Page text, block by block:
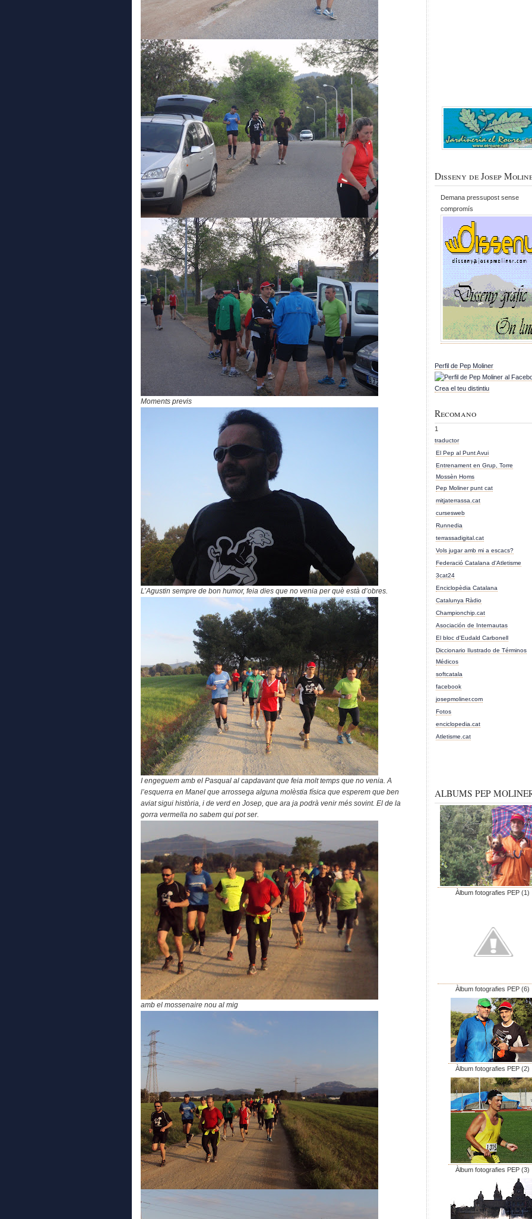
Moments previs
L’Agustin sempre de bon humor, feia dies que no venia per què està d’obres.
I engeguem amb el Pasqual al capdavant que feia molt temps que no venia. A
l’esquerra en Manel que arrossega alguna molèstia física que esperem que ben
aviat sigui història, i de verd en Josep, que ara ja podrà venir més sovint. El de la
gorra vermella no sabem qui pot ser.
amb el mossenaire nou al mig
Disseny de Josep
Demana pressupost sense
compromís
Perfil de Pep Moliner
Crea el teu distintiu
Recomano
1
traductor
El Pep al Punt Avui
Entrenament en Grup, Torre
Mossèn Homs
Pep Moliner punt cat
mitjaterrassa.cat
cursesweb
Runnedia
terrassadigital.cat
Vols jugar amb mi a escacs?
Federació Catalana d'Atletisme
3cat24
Enciclopèdia Catalana
Catalunya Ràdio
Championchip.cat
Asociación de Internautas
El bloc d'Eudald Carbonell
Diccionario Ilustrado de Términos
Médicos
softcatala
facebook
josepmoliner.com
Fotos
enciclopedia.cat
Atletisme.cat
ALBUMS PEP
Àlbum fotografies PEP (1)
Àlbum fotografies PEP (6)
Àlbum fotografies PEP (2)
Àlbum fotografies PEP (3)